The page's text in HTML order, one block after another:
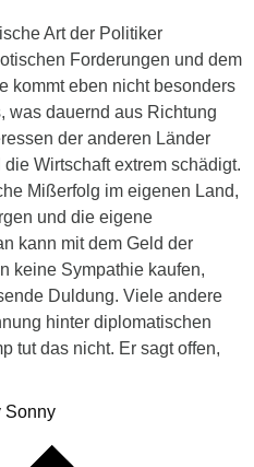
Art der Politiker
Forderungen und dem
kommt eben nicht besonders
was dauernd aus Richtung
der anderen Länder
Wirtschaft extrem schädigt.
Mißerfolg im eigenen Land,
und die eigene
kann mit dem Geld der
keine Sympathie kaufen,
Duldung. Viele andere
hinter diplomatischen
tut das nicht. Er sagt offen,
Sonny